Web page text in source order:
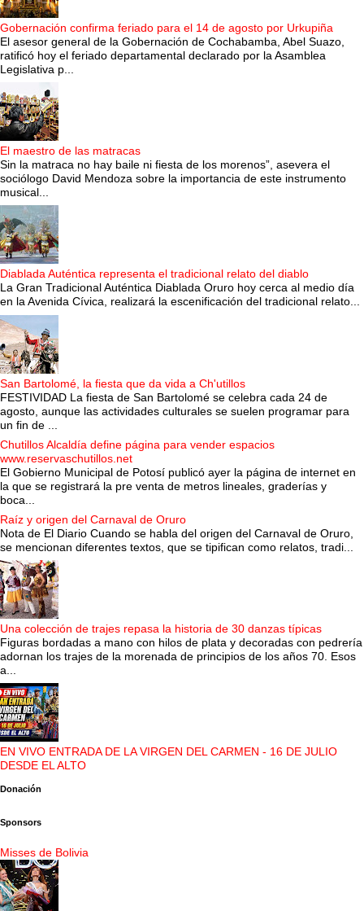
Gobernación confirma feriado para el 14 de agosto por Urkupiña
El asesor general de la Gobernación de Cochabamba, Abel Suazo,
ratificó hoy el feriado departamental declarado por la Asamblea
Legislativa p...
El maestro de las matracas
Sin la matraca no hay baile ni fiesta de los morenos”, asevera el
sociólogo David Mendoza sobre la importancia de este instrumento
musical...
Diablada Auténtica representa el tradicional relato del diablo
La Gran Tradicional Auténtica Diablada Oruro hoy cerca al medio día
en la Avenida Cívica, realizará la escenificación del tradicional relato...
San Bartolomé, la fiesta que da vida a Ch'utillos
FESTIVIDAD La fiesta de San Bartolomé se celebra cada 24 de
agosto, aunque las actividades culturales se suelen programar para
un fin de ...
Chutillos Alcaldía define página para vender espacios
www.reservaschutillos.net
El Gobierno Municipal de Potosí publicó ayer la página de internet en
la que se registrará la pre venta de metros lineales, graderías y
boca...
Raíz y origen del Carnaval de Oruro
Nota de El Diario Cuando se habla del origen del Carnaval de Oruro,
se mencionan diferentes textos, que se tipifican como relatos, tradi...
Una colección de trajes repasa la historia de 30 danzas típicas
Figuras bordadas a mano con hilos de plata y decoradas con pedrería
adornan los trajes de la morenada de principios de los años 70. Esos
a...
EN VIVO ENTRADA DE LA VIRGEN DEL CARMEN - 16 DE JULIO
DESDE EL ALTO
Donación
Sponsors
Misses de Bolivia